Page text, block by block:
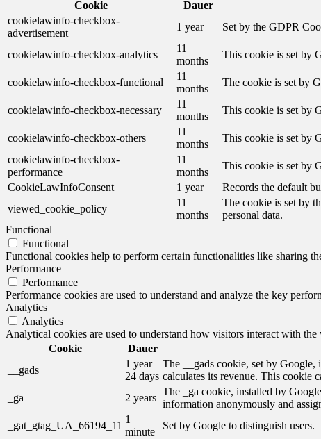
Cookie
Dauer
cookielawinfo-checkbox-
advertisement
1 year Set by the GDPR
cookielawinfo-checkbox-analytics
11
months
This cookie is set by
cookielawinfo-checkbox-functional
11
months
The cookie is set by
cookielawinfo-checkbox-necessary
11
months
This cookie is set by
cookielawinfo-checkbox-others
11
months
This cookie is set by
cookielawinfo-checkbox-
performance
11
months
This cookie is set by
CookieLawInfoConsent
1 year
Records the default
viewed_cookie_policy
11
months
The cookie is set by
personal data.
Functional
Functional
Functional cookies help to perform certain functionalities like sharing
Performance
Performance
Performance cookies are used to understand and analyze the key
Analytics
Analytics
Analytical cookies are used to understand how visitors interact with
Cookie
Dauer
__gads
1 year
24 days
The __gads cookie, set by Google,
calculates its revenue. This cookie
_ga
2 years
The _ga cookie, installed by
information anonymously and
_gat_gtag_UA_66194_11
1
minute
Set by Google to distinguish users.